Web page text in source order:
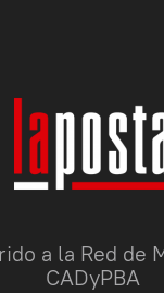
a la Red de
CADyPBA